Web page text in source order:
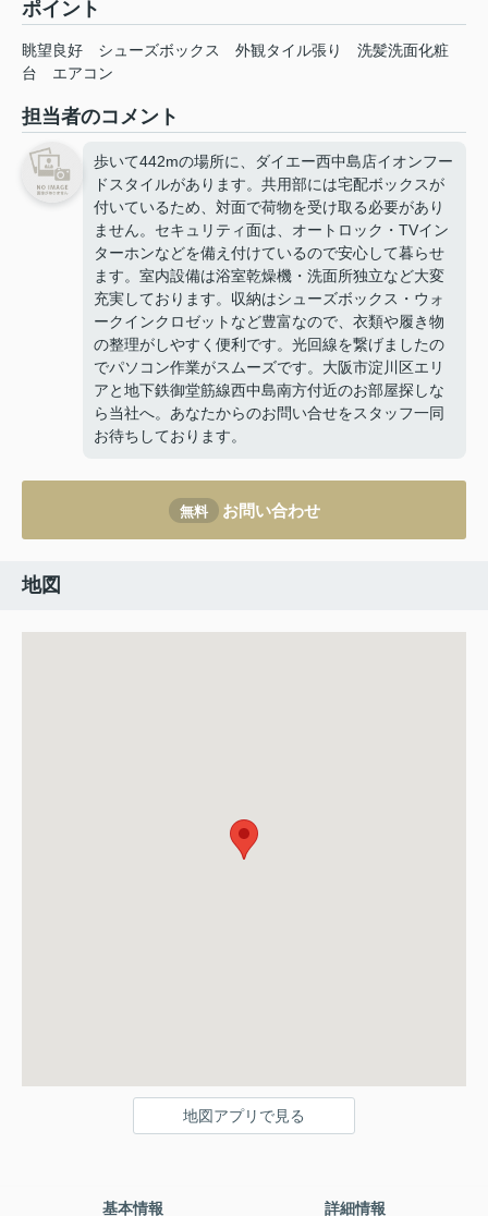
ポイント
眺望良好 シューズボックス 外観タイル張り
洗髪洗面化粧
台
エアコン
担当者のコメント
歩いて442mの場所に、ダイエー西中島店イオンフー
ドスタイルがあります。共用部には宅配ボックスが
付いているため、対面で荷物を受け取る必要があり
ません。セキュリティ面は、オートロック・TVイン
ターホンなどを備え付けているので安心して暮らせ
ます。室内設備は浴室乾燥機・洗面所独立など大変
充実しております。収納はシューズボックス・ウォ
ークインクロゼットなど豊富なので、衣類や履き物
の整理がしやすく便利です。光回線を繋げましたの
でパソコン作業がスムーズです。大阪市淀川区エリ
アと地下鉄御堂筋線西中島南方付近のお部屋探しな
ら当社へ。あなたからのお問い合せをスタッフ一同
お待ちしております。
無料 お問い合わせ
地図
地図アプリで見る
基本情報 詳細情報